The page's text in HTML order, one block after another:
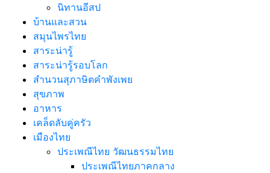
นิทานอีสป
บ้านและสวน
สมุนไพรไทย
สาระน่ารู้
สาระน่ารู้รอบโลก
สำนวนสุภาษิตคำพังเพย
สุขภาพ
อาหาร
เคล็ดลับคู่ครัว
เมืองไทย
ประเพณีไทย วัฒนธรรมไทย
ประเพณีไทยภาคกลาง